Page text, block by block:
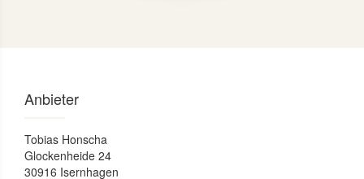
Anbieter
Tobias Honscha
Glockenheide 24
30916 Isernhagen